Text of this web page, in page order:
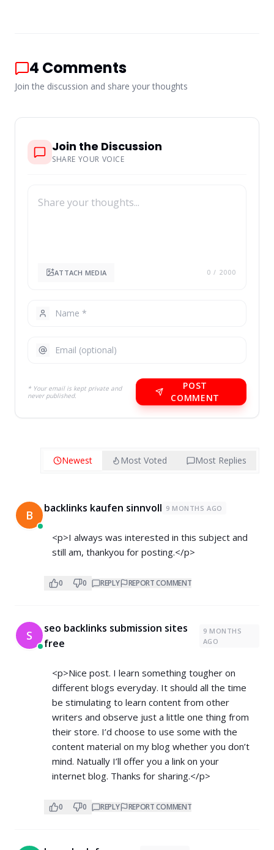
4 Comments
Join the discussion and share your thoughts
Join the Discussion
SHARE YOUR VOICE
ATTACH MEDIA 0 / 2000
* Your email is kept private and
never published.
POST
COMMENT
Newest Most Voted Most Replies
B backlinks kaufen sinnvoll 9 MONTHS AGO
<p>I always was interested in this subject and
still am, thankyou for posting.</p>
0 0 REPLY REPORT COMMENT
S
seo backlinks submission sites
free
9 MONTHS
AGO
<p>Nice post. I learn something tougher on
different blogs everyday. It should all the time
be stimulating to learn content from other
writers and observe just a little one thing from
their store. I’d choose to use some with the
content material on my blog whether you don’t
mind. Natually I’ll offer you a link on your
internet blog. Thanks for sharing.</p>
0 0 REPLY REPORT COMMENT